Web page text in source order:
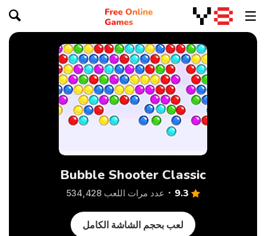
Bubble Shooter Classic
9.3 عدد مرات اللعب 534,428
لعب بحجم الشاشة الكامل